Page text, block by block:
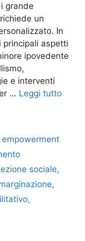
grande
un
In
principali aspetti
ipovedente
e interventi
… Leggi tutto
empowerment
sociale,
,
,